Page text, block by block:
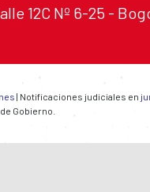
12C Nº 6-25 -
| Notificaciones judiciales en
Gobierno.